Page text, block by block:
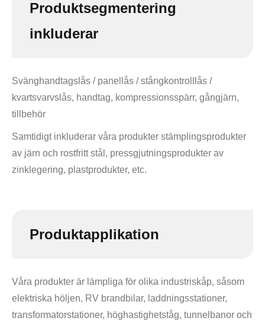
Produktsegmentering
inkluderar
Svänghandtagslås / panellås / stångkontrolllås /
kvartsvarvslås, handtag, kompressionsspärr, gångjärn,
tillbehör
Samtidigt inkluderar våra produkter stämplingsprodukter
av järn och rostfritt stål, pressgjutningsprodukter av
zinklegering, plastprodukter, etc.
Produktapplikation
Våra produkter är lämpliga för olika industriskåp, såsom
elektriska höljen, RV brandbilar, laddningsstationer,
transformatorstationer, höghastighetståg, tunnelbanor och